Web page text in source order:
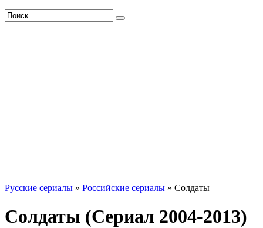
Русские сериалы » Российские сериалы » Солдаты
Солдаты (Сериал 2004-2013)